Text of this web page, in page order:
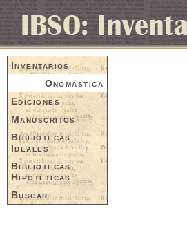
Inventarios
Onomástica
Ediciones
Manuscritos
Bibliotecas
Ideales
Bibliotecas
Hipotéticas
Buscar